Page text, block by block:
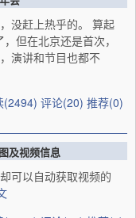
没赶上热乎的。 算起
但在北京还是首次，
演讲和节目也都不
(2494) 评论(20) 推荐(0)
及视频信息
可以自动获取视频的